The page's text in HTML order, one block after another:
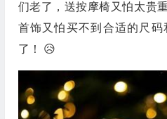
们老了，送按摩椅又怕太贵
首饰又怕买不到合适的尺
了！ 😥